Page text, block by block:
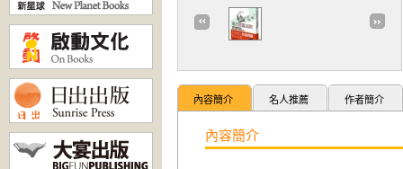
內容簡介 名人推薦 作者簡介
內容簡介